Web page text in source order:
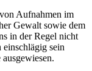
Aufnahmen im
Gewalt sowie dem
in der Regel nicht
sein